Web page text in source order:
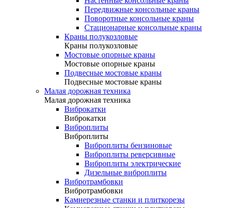
Передвижные консольные краны
Поворотные консольные краны
Стационарные консольные краны
Краны полукозловые
Краны полукозловые
Мостовые опорные краны
Мостовые опорные краны
Подвесные мостовые краны
Подвесные мостовые краны
Малая дорожная техника
Малая дорожная техника
Виброкатки
Виброкатки
Виброплиты
Виброплиты
Виброплиты бензиновые
Виброплиты реверсивные
Виброплиты электрические
Дизельные виброплиты
Вибротрамбовки
Вибротрамбовки
Камнерезные станки и плиткорезы